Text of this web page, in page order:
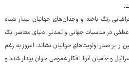
رنگ باخته و وجدان‌های جهانیان بیدار شده
در مناسبات جهانی و تمدنی دنیای معاصر، یک
بر صدر اولویت‌های جهانیان نشاند. امروز به رغم
و حامیان آنها، افکار عمومی جهان بیدار شده و